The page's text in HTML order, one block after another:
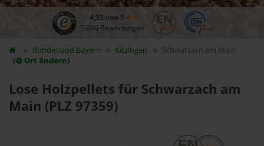
4,93 von 5
5.090 Bewertungen
Bundesland Bayern Kitzingen
Schwarzach am Main
(
Ort ändern)
Lose Holzpellets für Schwarzach am
Main (PLZ 97359)